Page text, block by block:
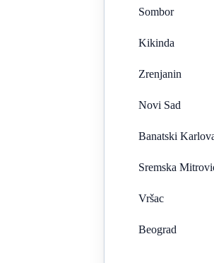
Sombor
Kikinda
Zrenjanin
Novi Sad
Banatski
Sremska
Vršac
Beograd